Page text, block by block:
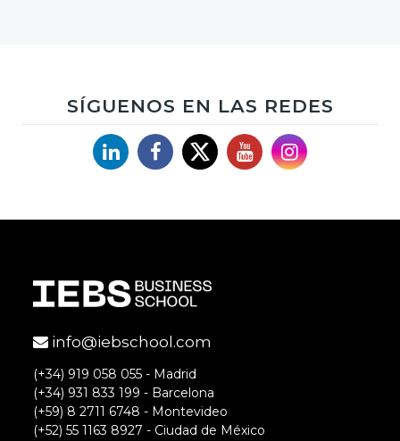
SÍGUENOS EN LAS REDES
LinkedinFacebook
X YouTubeInstagram
info@iebschool.com
(+34) 919 058 055 - Madrid
(+34) 931 833 199 - Barcelona
(+59) 8 2711 6748 - Montevideo
(+52) 55 1163 8927 - Ciudad de México